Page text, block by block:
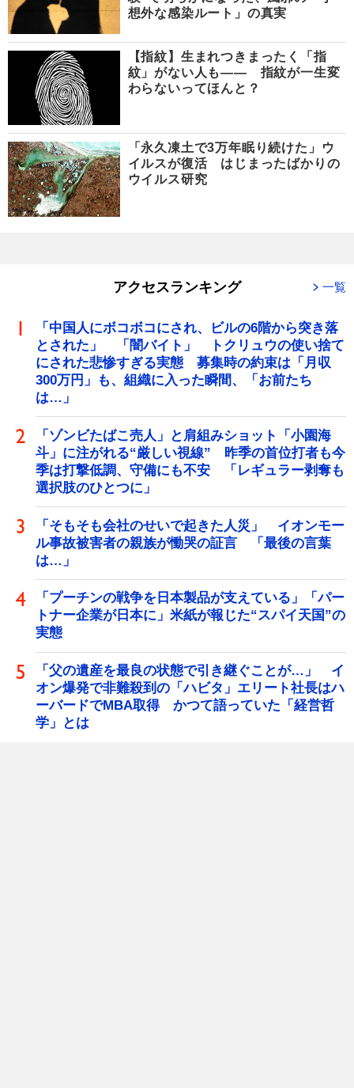
想外な感染ルート」の真実
【指紋】生まれつきまったく「指
紋」がない人も―― 指紋が一生変
わらないってほんと？
「永久凍土で3万年眠り続けた」ウ
イルスが復活 はじまったばかりの
ウイルス研究
アクセスランキング 一覧
「中国人にボコボコにされ、ビルの6階から突き落
とされた」 「闇バイト」 トクリュウの使い捨て
にされた悲惨すぎる実態 募集時の約束は「月収
300万円」も、組織に入った瞬間、「お前たち
は…」
「ゾンビたばこ売人」と肩組みショット「小園海
斗」に注がれる“厳しい視線” 昨季の首位打者も今
季は打撃低調、守備にも不安 「レギュラー剥奪も
選択肢のひとつに」
「そもそも会社のせいで起きた人災」 イオンモー
ル事故被害者の親族が慟哭の証言 「最後の言葉
は…」
「プーチンの戦争を日本製品が支えている」「パー
トナー企業が日本に」米紙が報じた“スパイ天国”の
実態
「父の遺産を最良の状態で引き継ぐことが…」 イ
オン爆発で非難殺到の「ハビタ」エリート社長はハ
ーバードでMBA取得 かつて語っていた「経営哲
学」とは